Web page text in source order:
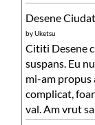
Desene
byUketsu
Cititi Desene
suspans. Eu
mi-am propus
complicat,
val. Am vrut